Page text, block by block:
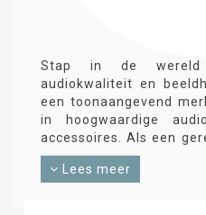
Stap in de wereld
audiokwaliteit en
een toonaangevend
in hoogwaardige
accessoires. Als een
industrie, heeft
opgebouwd door
Lees meer